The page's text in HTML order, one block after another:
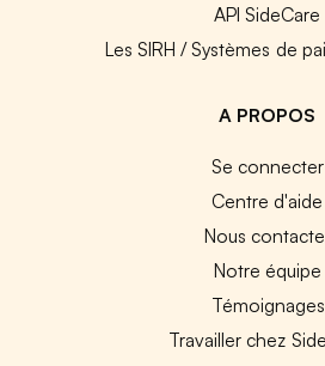
API SideCare
Les SIRH / Systèmes de
A PROPOS
Se connecter
Centre d'aide
Nous
Notre équipe
Témoignages
Travailler chez